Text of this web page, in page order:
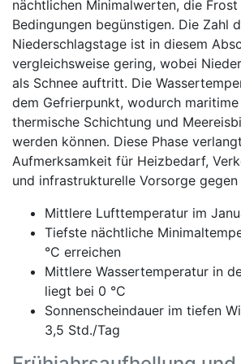
nächtlichen Minimalwerten, die
Bedingungen begünstigen. Die Zahl
Niederschlagstage ist in diesem
vergleichsweise gering, wobei
als Schnee auftritt. Die
dem Gefrierpunkt, wodurch
thermische Schichtung und
werden können. Diese Phase
Aufmerksamkeit für Heizbedarf,
und infrastrukturelle Vorsorge gegen
Mittlere Lufttemperatur im
Tiefste nächtliche
°C erreichen
Mittlere Wassertemperatur in
liegt bei 0 °C
Sonnenscheindauer im tiefen
3,5 Std./Tag